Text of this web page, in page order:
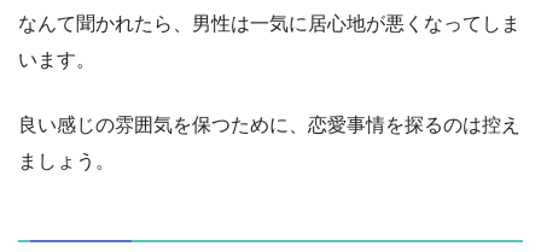
なんて聞かれたら、男性は一気に居心地が悪くなってしま
います。
良い感じの雰囲気を保つために、恋愛事情を探るのは控え
ましょう。